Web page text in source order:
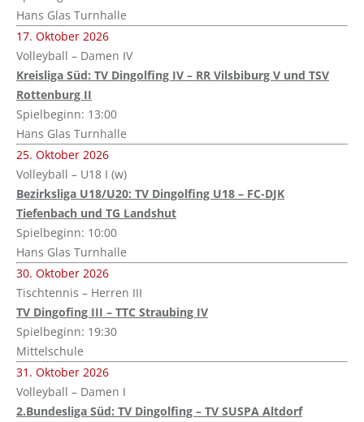
Hans Glas Turnhalle
17. Oktober 2026
Volleyball – Damen IV
Kreisliga Süd: TV Dingolfing IV – RR Vilsbiburg V und TSV
Rottenburg II
Spielbeginn: 13:00
Hans Glas Turnhalle
25. Oktober 2026
Volleyball – U18 I (w)
Bezirksliga U18/U20: TV Dingolfing U18 – FC-DJK
Tiefenbach und TG Landshut
Spielbeginn: 10:00
Hans Glas Turnhalle
30. Oktober 2026
Tischtennis – Herren III
TV Dingofing III – TTC Straubing IV
Spielbeginn: 19:30
Mittelschule
31. Oktober 2026
Volleyball – Damen I
2.Bundesliga Süd: TV Dingolfing – TV SUSPA Altdorf